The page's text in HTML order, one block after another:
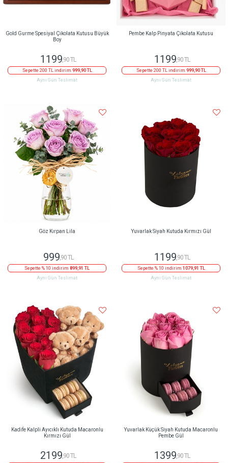
Gold Gurme Spesiyal Çikolata Kutusu Büyük
Boy
1199,90 TL
Sepette 200 TL indirim 999,90 TL
Aynı Gün Teslimat
Pembe Kalp Pinyata Çikolata Kutusu
1199,90 TL
Sepette 200 TL indirim 999,90 TL
Aynı Gün Teslimat
Göz Kırpan Lila
999,90 TL
Sepette % 10 indirim 899,91 TL
Aynı Gün Teslimat
Yuvarlak Siyah Kutuda Kırmızı Gül
1199,90 TL
Sepette % 10 indirim 1079,91 TL
Aynı Gün Teslimat
Kadife Kalpli Ayıcıklı Kutuda Macaronlu
Kırmızı Gül
2199 ,90 TL
Yuvarlak Küçük Siyah Kutuda Macaronlu
Pembe Gül
1399 ,90 TL